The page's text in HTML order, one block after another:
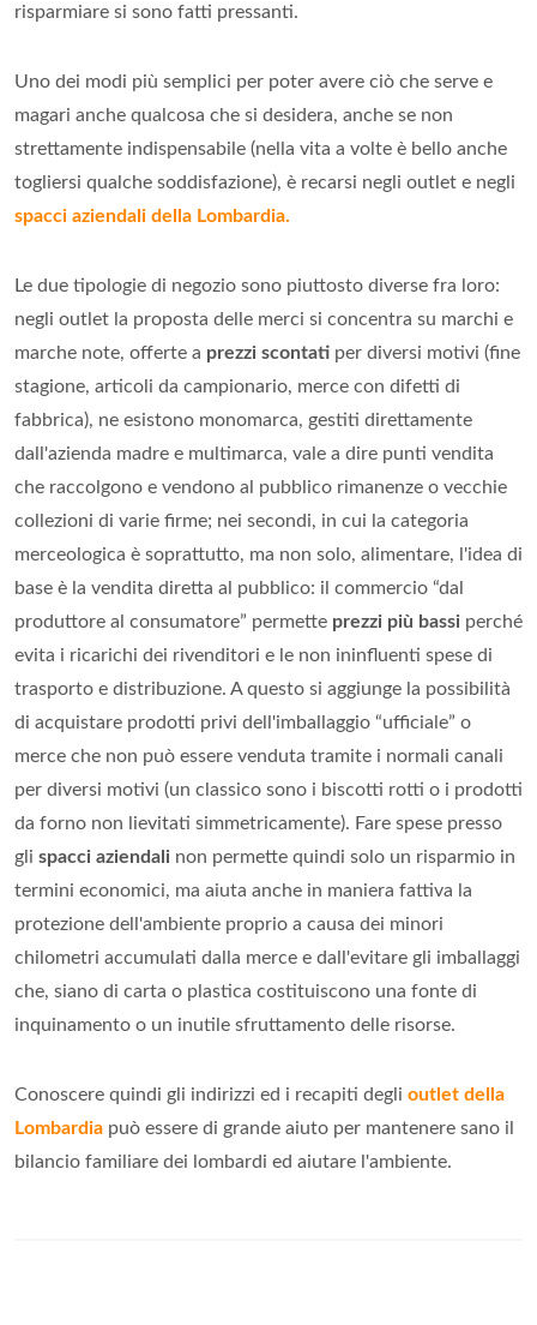
risparmiare si sono fatti pressanti.
Uno dei modi più semplici per poter avere ciò che serve e
magari anche qualcosa che si desidera, anche se non
strettamente indispensabile (nella vita a volte è bello anche
togliersi qualche soddisfazione), è recarsi negli outlet e negli
spacci aziendali della Lombardia.
Le due tipologie di negozio sono piuttosto diverse fra loro:
negli outlet la proposta delle merci si concentra su marchi e
marche note, offerte a prezzi scontati per diversi motivi (fine
stagione, articoli da campionario, merce con difetti di
fabbrica), ne esistono monomarca, gestiti direttamente
dall'azienda madre e multimarca, vale a dire punti vendita
che raccolgono e vendono al pubblico rimanenze o vecchie
collezioni di varie firme; nei secondi, in cui la categoria
merceologica è soprattutto, ma non solo, alimentare, l'idea di
base è la vendita diretta al pubblico: il commercio “dal
produttore al consumatore” permette prezzi più bassi perché
evita i ricarichi dei rivenditori e le non ininfluenti spese di
trasporto e distribuzione. A questo si aggiunge la possibilità
di acquistare prodotti privi dell'imballaggio “ufficiale” o
merce che non può essere venduta tramite i normali canali
per diversi motivi (un classico sono i biscotti rotti o i prodotti
da forno non lievitati simmetricamente). Fare spese presso
gli spacci aziendali non permette quindi solo un risparmio in
termini economici, ma aiuta anche in maniera fattiva la
protezione dell'ambiente proprio a causa dei minori
chilometri accumulati dalla merce e dall'evitare gli imballaggi
che, siano di carta o plastica costituiscono una fonte di
inquinamento o un inutile sfruttamento delle risorse.
Conoscere quindi gli indirizzi ed i recapiti degli outlet della
Lombardia può essere di grande aiuto per mantenere sano il
bilancio familiare dei lombardi ed aiutare l'ambiente.